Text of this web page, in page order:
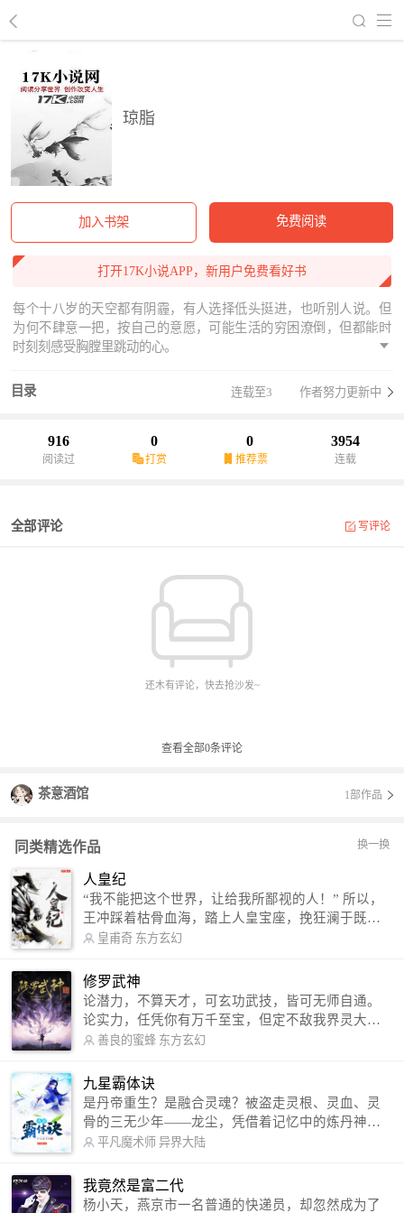
琼脂
加入书架 免费阅读
打开17K小说APP，新用户免费看好书
每个十八岁的天空都有阴霾，有人选择低头挺进，也听别人说。但
为何不肆意一把，按自己的意愿，可能生活的穷困潦倒，但都能时
时刻刻感受胸膛里跳动的心。
目录 连载至3 作者努力更新中
916
阅读过
0
打赏
0
推荐票
3954
连载
全部评论 写评论
还木有评论，快去抢沙发~
查看全部0条评论
茶意酒馆 1部作品
同类精选作品 换一换
人皇纪
“我不能把这个世界，让给我所鄙视的人！” 所以，
王冲踩着枯骨血海，踏上人皇宝座，挽狂澜于既
倒，扶大厦之将倾，成就了一段无上的传说！ 微信
微博：皇甫奇（地址：http://weibo.com/u/25284575
87） QQ交流群：320238210【普通群】 574501330
【VIP订阅群】 欢迎大家关注。
皇甫奇 东方玄幻
修罗武神
论潜力，不算天才，可玄功武技，皆可无师自通。
论实力，任凭你有万千至宝，但定不敌我界灵大
军。 我是谁？天下众生视我为修罗，却不知，我以
信公众号：善良的蜜蜂后援会）
善良的蜜蜂 东方玄幻
九星霸体诀
是丹帝重生？是融合灵魂？被盗走灵根、灵血、灵
骨的三无少年——龙尘，凭借着记忆中的炼丹神
术，修行神秘功法九星霸体诀，拨开重重迷雾，解
勾搭各色美女，镇压恶鬼邪神。 江湖传闻：龙
尘一到，地吼天啸。龙尘一出，鬼泣神哭。 本
平凡魔术师 异界大陆
我竟然是富二代
杨小天，燕京市一名普通的快递员，却忽然成为了